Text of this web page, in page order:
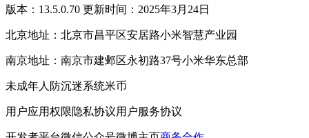
版本：13.5.0.70 更新时间：2025年3月24日
北京地址：北京市昌平区安居路小米智慧产业园
南京地址：南京市建邺区永初路37号小米华东总部
未成年人防沉迷系统米币
用户应用权限隐私协议用户服务协议